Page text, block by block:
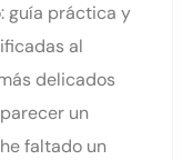
guía práctica y
al
delicados
un
faltado un